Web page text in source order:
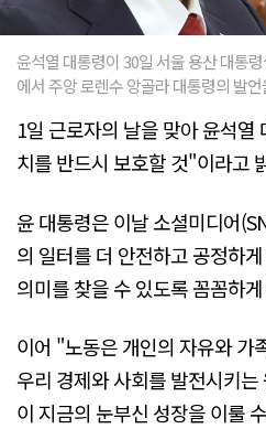
윤석열 대통령이 30일 서울 용산 대통
에서 주앙 로렌수 앙골라 대통령의 발
1일 근로자의 날을 맞아 윤석
치를 반드시 보호할 것"이라고
윤 대통령은 이날 소셜미디어
의 일터를 더 안전하고 공정하
의미를 찾을 수 있도록 꼼꼼하
이어 "노동은 개인의 자유와 가
우리 경제와 사회를 발전시키
이 지금의 눈부신 성장을 이룰